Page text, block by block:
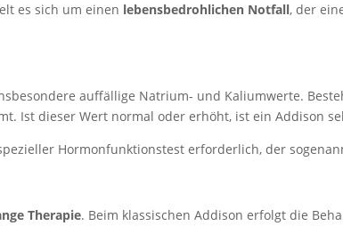
es sich um einen lebensbedrohlichen Notfall, der
auffällige Natrium- und Kaliumwerte.
Ist dieser Wert normal oder erhöht, ist ein Addison
Hormonfunktionstest erforderlich, der
Therapie. Beim klassischen Addison erfolgt die